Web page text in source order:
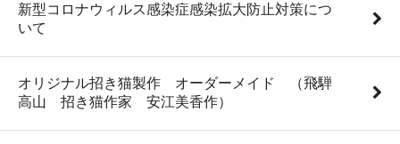
新型コロナウィルス感染症感染拡大防止対策につ
いて
オリジナル招き猫製作 オーダーメイド （飛騨
高山 招き猫作家 安江美香作）